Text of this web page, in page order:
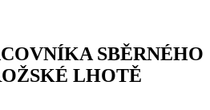
SBĚRNÉHO
LHOTĚ